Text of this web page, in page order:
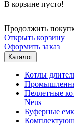
В корзине пусто!
Продолжить
Открыть корзину
Оформить заказ
Каталог
Котлы
Пеллетные
Neus
Буферные